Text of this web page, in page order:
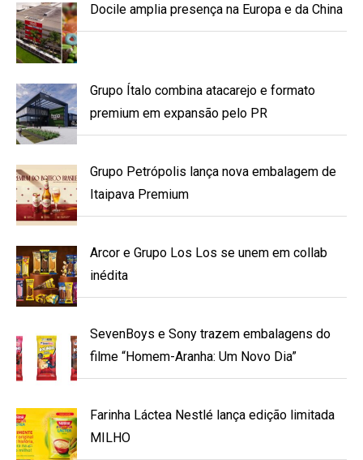
Docile amplia presença na Europa e da China
Grupo Ítalo combina atacarejo e formato
premium em expansão pelo PR
Grupo Petrópolis lança nova embalagem de
Itaipava Premium
Arcor e Grupo Los Los se unem em collab
inédita
SevenBoys e Sony trazem embalagens do
filme “Homem-Aranha: Um Novo Dia”
Farinha Láctea Nestlé lança edição limitada
MILHO